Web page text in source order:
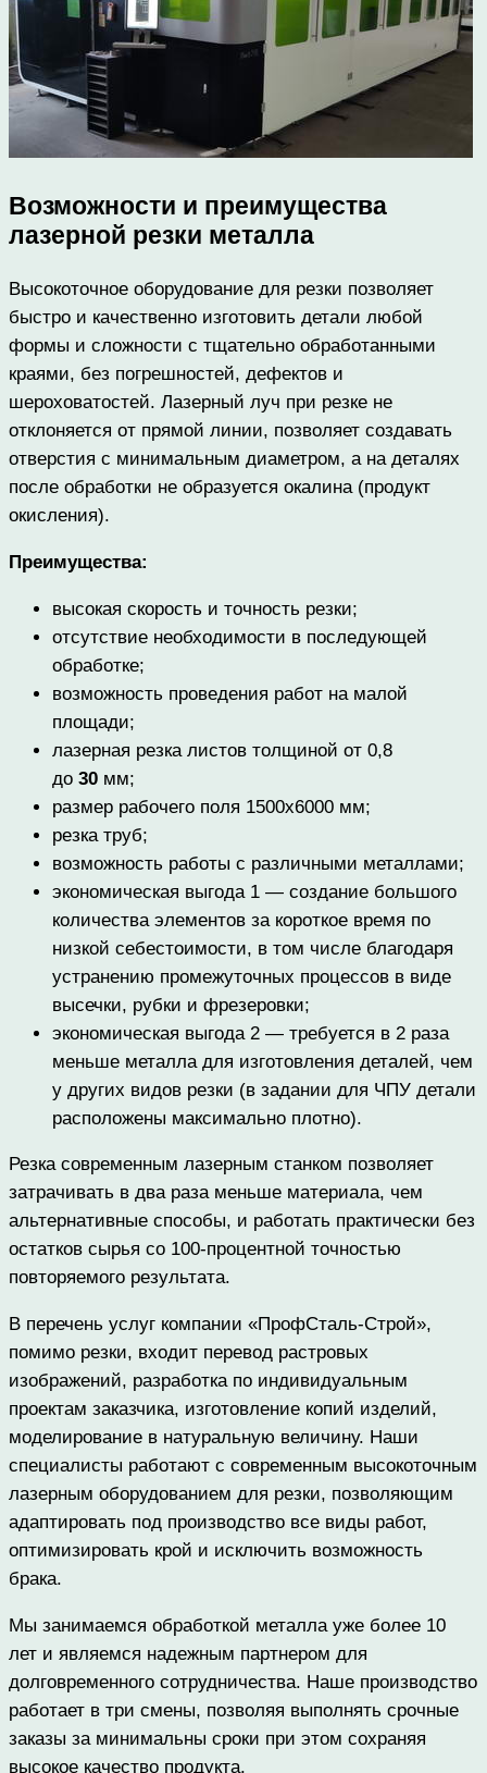
Возможности и преимущества
лазерной резки металла
Высокоточное оборудование для резки позволяет
быстро и качественно изготовить детали любой
формы и сложности с тщательно обработанными
краями, без погрешностей, дефектов и
шероховатостей. Лазерный луч при резке не
отклоняется от прямой линии, позволяет создавать
отверстия с минимальным диаметром, а на деталях
после обработки не образуется окалина (продукт
окисления).
Преимущества:
высокая скорость и точность резки;
отсутствие необходимости в последующей
обработке;
возможность проведения работ на малой
площади;
лазерная резка листов толщиной от 0,8
до 30 мм;
размер рабочего поля 1500х6000 мм;
резка труб;
возможность работы с различными металлами;
экономическая выгода 1 — создание большого
количества элементов за короткое время по
низкой себестоимости, в том числе благодаря
устранению промежуточных процессов в виде
высечки, рубки и фрезеровки;
экономическая выгода 2 — требуется в 2 раза
меньше металла для изготовления деталей, чем
у других видов резки (в задании для ЧПУ детали
расположены максимально плотно).
Резка современным лазерным станком позволяет
затрачивать в два раза меньше материала, чем
альтернативные способы, и работать практически без
остатков сырья со 100-процентной точностью
повторяемого результата.
В перечень услуг компании «ПрофСталь-Строй»,
помимо резки, входит перевод растровых
изображений, разработка по индивидуальным
проектам заказчика, изготовление копий изделий,
моделирование в натуральную величину. Наши
специалисты работают с современным высокоточным
лазерным оборудованием для резки, позволяющим
адаптировать под производство все виды работ,
оптимизировать крой и исключить возможность
брака.
Мы занимаемся обработкой металла уже более 10
лет и являемся надежным партнером для
долговременного сотрудничества. Наше производство
работает в три смены, позволяя выполнять срочные
заказы за минимальны сроки при этом сохраняя
высокое качество продукта.